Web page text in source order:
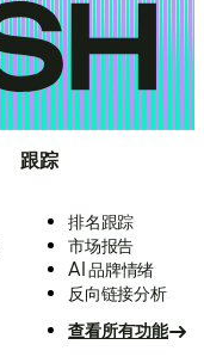
跟踪
排名跟踪
市场报告
AI 品牌情绪
反向链接分析
查看所有功能